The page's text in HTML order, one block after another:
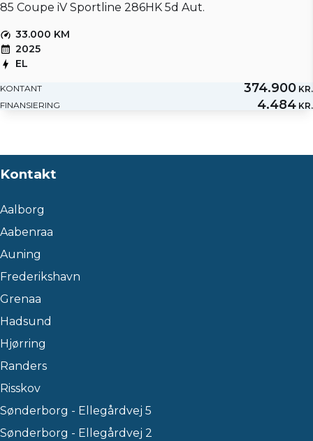
85 Coupe iV Sportline 286HK 5d Aut.
33.000 KM
2025
EL
KONTANT 374.900 KR.
FINANSIERING
4.484 KR.
Kontakt
Aalborg
Aabenraa
Auning
Frederikshavn
Grenaa
Hadsund
Hjørring
Randers
Risskov
Sønderborg - Ellegårdvej 5
Sønderborg - Ellegårdvej 2